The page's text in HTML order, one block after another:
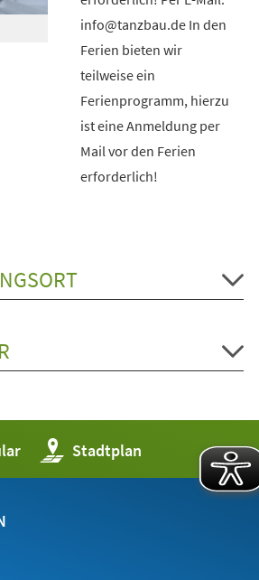
info@tanzbau.de In den
Ferien bieten wir
teilweise ein
Ferienprogramm, hierzu
ist eine Anmeldung per
Mail vor den Ferien
erforderlich!
Stadtplan
(Öffnet
in
einem